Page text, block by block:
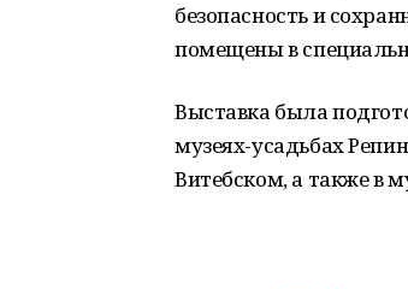
безопасность и
помещены в
Выставка была
музеях-усадьбах
Витебском, а также в